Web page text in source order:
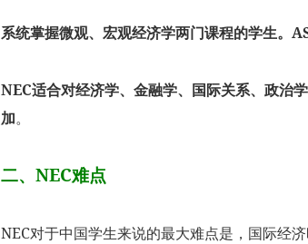
系统掌握微观、宏观经济学两门课程的学生
NEC适合对经济学、金融学、国际关系、政治
加。
二、NEC难点
NEC对于中国学生来说的最大难点是，国际经